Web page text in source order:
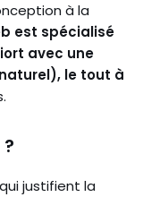
à la
est spécialisé
avec une
le tout à
justifient la